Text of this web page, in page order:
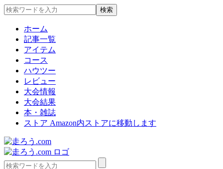
ホーム
記事一覧
アイテム
コース
ハウツー
レビュー
大会情報
大会結果
本・雑誌
ストア Amazon内ストアに移動します